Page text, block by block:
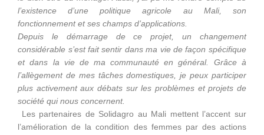
l’existence d’une politique agricole au Mali, son
fonctionnement et ses champs d’applications.
Depuis le démarrage de ce projet, un changement
considérable s’est fait sentir dans ma vie de façon spécifique
et dans la vie de ma communauté en général. Grâce à
l’allègement de mes tâches domestiques, je peux participer
plus activement aux débats sur les problèmes et projets de
société qui nous concernent.
Les partenaires de Solidagro au Mali mettent l’accent sur
l’amélioration de la condition des femmes par des actions